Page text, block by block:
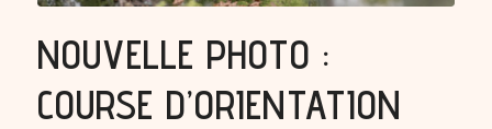
NOUVELLE PHOTO :
COURSE D’ORIENTATION